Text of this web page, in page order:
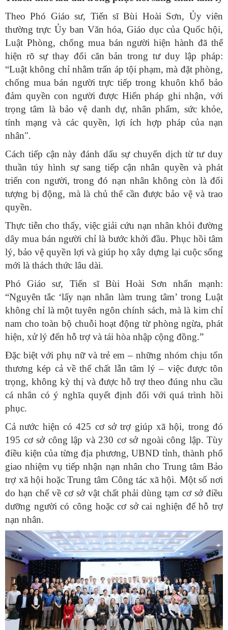
Theo Phó Giáo sư, Tiến sĩ Bùi Hoài Sơn, Ủy viên
thường trực Ủy ban Văn hóa, Giáo dục của Quốc hội,
Luật Phòng, chống mua bán người hiện hành đã thể
hiện rõ sự thay đổi căn bản trong tư duy lập pháp:
“Luật không chỉ nhằm trấn áp tội phạm, mà đặt phòng,
chống mua bán người trực tiếp trong khuôn khổ bảo
đảm quyền con người được Hiến pháp ghi nhận, với
trọng tâm là bảo vệ danh dự, nhân phẩm, sức khỏe,
tính mạng và các quyền, lợi ích hợp pháp của nạn
nhân".
Cách tiếp cận này đánh dấu sự chuyển dịch từ tư duy
thuần túy hình sự sang tiếp cận nhân quyền và phát
triển con người, trong đó nạn nhân không còn là đối
tượng bị động, mà là chủ thể cần được bảo vệ và trao
quyền.
Thực tiễn cho thấy, việc giải cứu nạn nhân khỏi đường
dây mua bán người chỉ là bước khởi đầu. Phục hồi tâm
lý, bảo vệ quyền lợi và giúp họ xây dựng lại cuộc sống
mới là thách thức lâu dài.
Phó Giáo sư, Tiến sĩ Bùi Hoài Sơn nhấn mạnh:
“Nguyên tắc ‘lấy nạn nhân làm trung tâm’ trong Luật
không chỉ là một tuyên ngôn chính sách, mà là kim chỉ
nam cho toàn bộ chuỗi hoạt động từ phòng ngừa, phát
hiện, xử lý đến hỗ trợ và tái hòa nhập cộng đồng.”
Đặc biệt với phụ nữ và trẻ em – những nhóm chịu tổn
thương kép cả về thể chất lẫn tâm lý – việc được tôn
trọng, không kỳ thị và được hỗ trợ theo đúng nhu cầu
cá nhân có ý nghĩa quyết định đối với quá trình hồi
phục.
Cả nước hiện có 425 cơ sở trợ giúp xã hội, trong đó
195 cơ sở công lập và 230 cơ sở ngoài công lập. Tùy
điều kiện của từng địa phương, UBND tỉnh, thành phố
giao nhiệm vụ tiếp nhận nạn nhân cho Trung tâm Bảo
trợ xã hội hoặc Trung tâm Công tác xã hội. Một số nơi
do hạn chế về cơ sở vật chất phải dùng tạm cơ sở điều
dưỡng người có công hoặc cơ sở cai nghiện để hỗ trợ
nạn nhân.